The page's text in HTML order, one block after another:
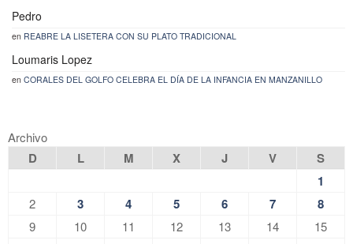
Pedro
en REABRE LA LISETERA CON SU PLATO TRADICIONAL
Loumaris Lopez
en CORALES DEL GOLFO CELEBRA EL DÍA DE LA INFANCIA EN MANZANILLO
Archivo
D L M X J V
S
1
2 3 4 5 6 7 8
9 10 11 12 13 14
15